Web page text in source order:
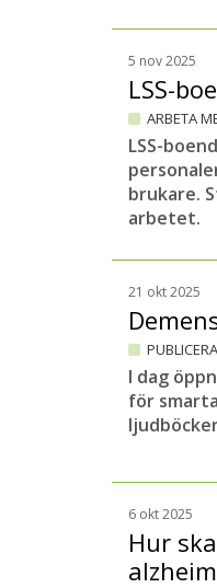
5 nov 2025
LSS-
ARBETA
LSS-
brukare.
arbetet.
21 okt 2025
I dag
för
6 okt 2025
Hur